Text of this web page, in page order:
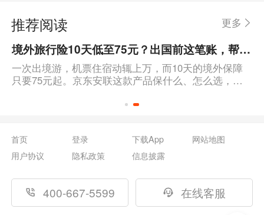
推荐阅读 更多
境外旅行险10天低至75元？出国前这笔账，帮你算得明明白白
一次出境游，机票住宿动辄上万，而10天的境外保障
只要75元起。京东安联这款产品保什么、怎么选，一
首页 登录 下载App
网站地图
用户协议
隐私政策 信息披露
400-667-5599 在线客服